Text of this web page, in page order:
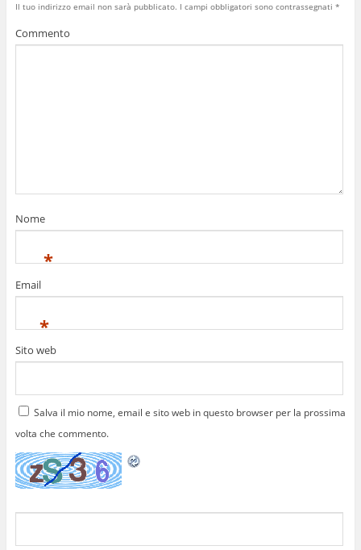
Il tuo indirizzo email non sarà pubblicato. I campi obbligatori sono contrassegnati *
Commento
Nome
*
Email
*
Sito web
Salva il mio nome, email e sito web in questo browser per la prossima
volta che commento.